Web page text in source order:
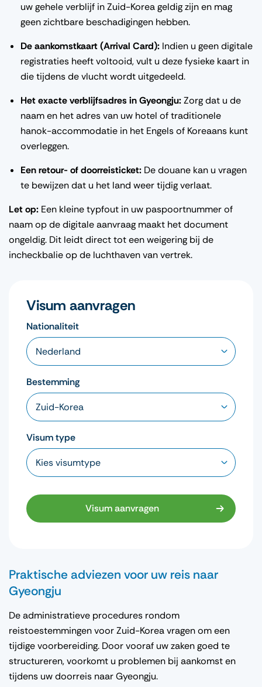
uw gehele verblijf in Zuid-Korea geldig zijn en mag
geen zichtbare beschadigingen hebben.
De aankomstkaart (Arrival Card): Indien u geen digitale
registraties heeft voltooid, vult u deze fysieke kaart in
die tijdens de vlucht wordt uitgedeeld.
Het exacte verblijfsadres in Gyeongju:Zorg dat u de
naam en het adres van uw hotel of traditionele
hanok-accommodatie in het Engels of Koreaans kunt
overleggen.
Een retour- of doorreisticket: De douane kan u vragen
te bewijzen dat u het land weer tijdig verlaat.
Let op: Een kleine typfout in uw paspoortnummer of
naam op de digitale aanvraag maakt het document
ongeldig. Dit leidt direct tot een weigering bij de
incheckbalie op de luchthaven van vertrek.
Visum aanvragen
Nationaliteit
Bestemming
Visum type
Visum aanvragen
Praktische adviezen voor uw reis naar
Gyeongju
De administratieve procedures rondom
reistoestemmingen voor Zuid-Korea vragen om een
tijdige voorbereiding. Door vooraf uw zaken goed te
structureren, voorkomt u problemen bij aankomst en
tijdens uw doorreis naar Gyeongju.